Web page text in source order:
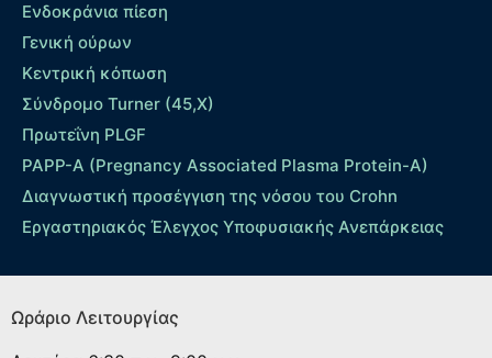
Ενδοκράνια πίεση
Γενική ούρων
Κεντρική κόπωση
Σύνδρομο Turner (45,X)
Πρωτεΐνη PLGF
PAPP-A (Pregnancy Associated Plasma Protein-A)
Διαγνωστική προσέγγιση της νόσου του Crohn
Εργαστηριακός Έλεγχος Υποφυσιακής Ανεπάρκειας
Ωράριο Λειτουργίας